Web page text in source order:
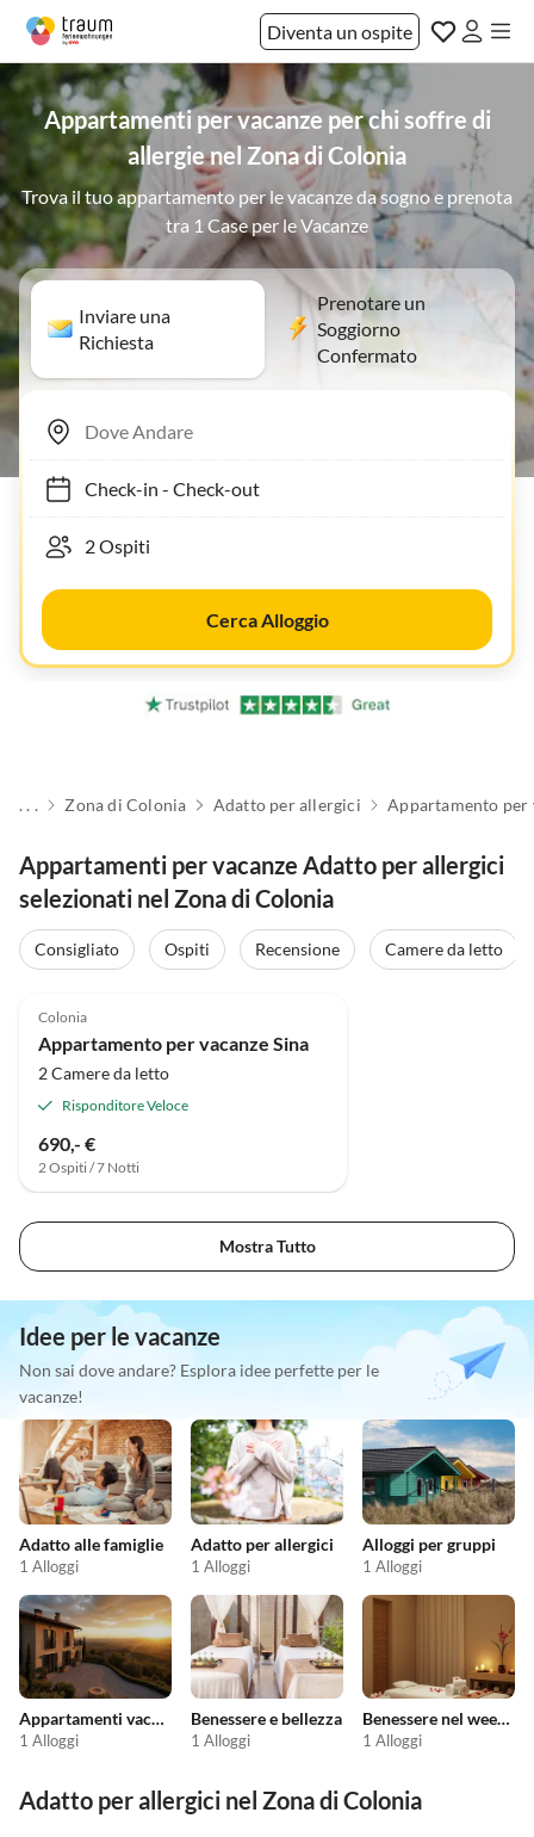
Diventa un ospite
Appartamenti per vacanze per chi soffre di
allergie nel Zona di Colonia
Trova il tuo appartamento per le vacanze da sogno e prenota
tra 1 Case per le Vacanze
Inviare una
Richiesta
Prenotare un
Soggiorno
Confermato
Check-in- Check-out
Cerca Alloggio
. . . Zona di Colonia Adatto per allergici Appartamento per
Appartamenti per vacanze Adatto per allergici
selezionati nel Zona di Colonia
Consigliato Ospiti Recensione
Camere da letto
Colonia
Appartamento per vacanze Sina
2 Camere da letto
Risponditore Veloce
690,- €
2 Ospiti / 7 Notti
Mostra Tutto
Idee per le vacanze
Non sai dove andare? Esplora idee perfette per le
vacanze!
Adatto alle famiglie
1 Alloggi
Adatto per allergici
1 Alloggi
Alloggi per gruppi
1 Alloggi
Appartamenti vacanze economici
1 Alloggi
Benessere e bellezza
1 Alloggi
Benessere nel weekend
1 Alloggi
Adatto per allergici nel Zona di Colonia